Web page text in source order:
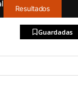
Resultados
Guardadas